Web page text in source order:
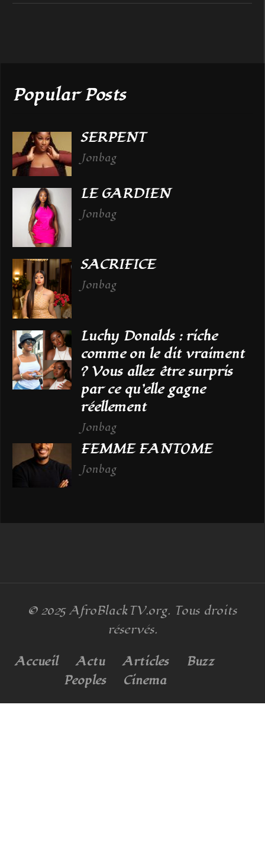
Popular Posts
SERPENT
Jonbag
LE GARDIEN
Jonbag
SACRIFICE
Jonbag
Luchy Donalds : riche
comme on le dit vraiment
? Vous allez être surpris
par ce qu’elle gagne
réellement
Jonbag
FEMME FANTOME
Jonbag
© 2025 AfroBlackTV.org. Tous droits
réservés.
Accueil Actu Articles
Buzz
Peoples
Cinema